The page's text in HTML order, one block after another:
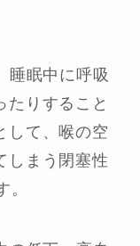
睡眠中に呼吸
たりすること
して、喉の空
しまう閉塞性
。